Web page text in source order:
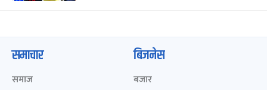
समाचार
समाज
बिजनेस
बजार